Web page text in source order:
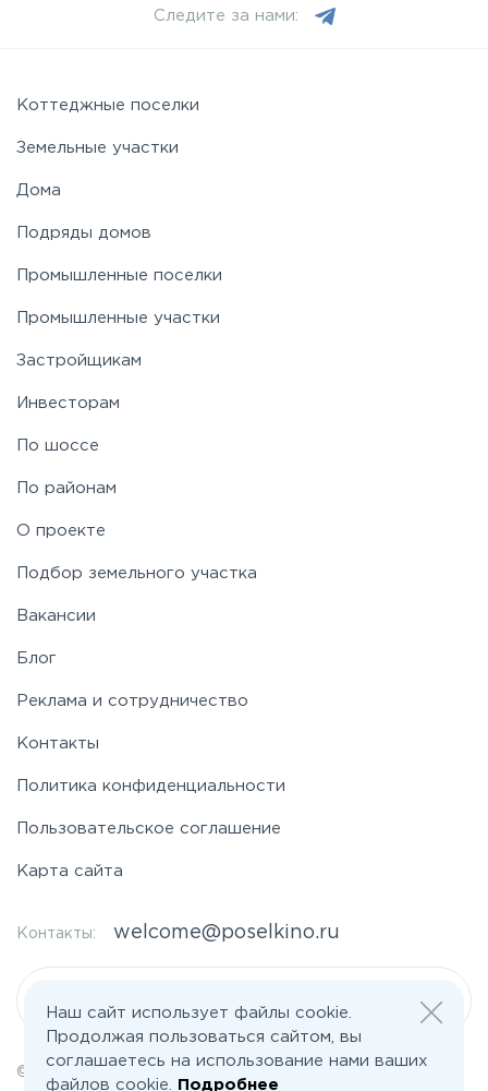
Следите за нами:
Коттеджные поселки
Земельные участки
Дома
Подряды домов
Промышленные поселки
Промышленные участки
Застройщикам
Инвесторам
По шоссе
По районам
О проекте
Подбор земельного участка
Вакансии
Блог
Реклама и сотрудничество
Контакты
Политика конфиденциальности
Пользовательское соглашение
Карта сайта
Контакты: welcome@poselkino.ru
© 2026 Все права защищены | poselkino.ru
Наш сайт использует файлы cookie.
Продолжая пользоваться сайтом, вы
соглашаетесь на использование нами ваших
файлов cookie.
Подробнее